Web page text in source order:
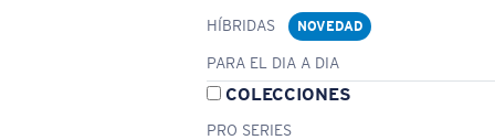
HÍBRIDAS
NOVEDAD
PARA EL DIA A DIA
COLECCIONES
PRO SERIES